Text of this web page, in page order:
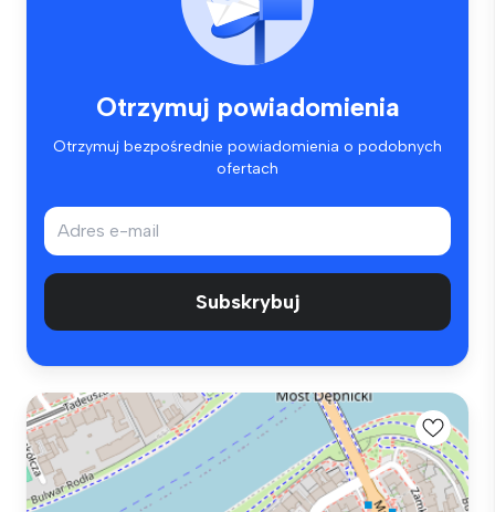
Otrzymuj powiadomienia
Otrzymuj bezpośrednie powiadomienia o podobnych
ofertach
Subskrybuj